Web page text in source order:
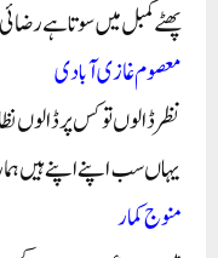
پھٹے کمبل میں سوتا ہے رضائی
معصوم غازی آبادی
نظر ڈالوں تو کس پر
یہاں سب اپنے اپنے ہیں
منوج کمار